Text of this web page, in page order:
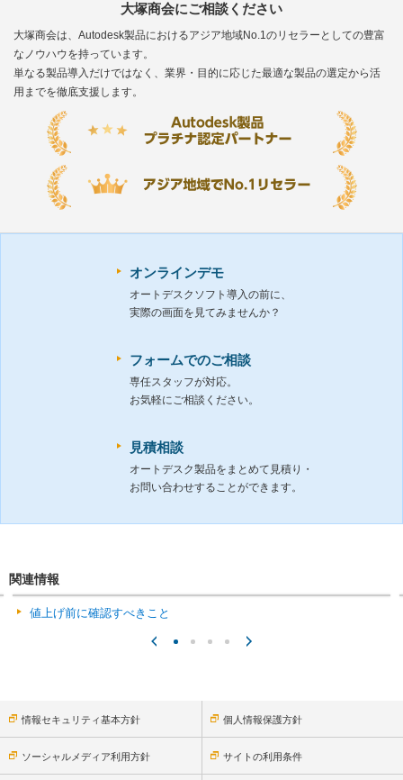
大塚商会にご相談ください
大塚商会は、Autodesk製品におけるアジア地域No.1のリセラーとしての豊富
なノウハウを持っています。
単なる製品導入だけではなく、業界・目的に応じた最適な製品の選定から活
用までを徹底支援します。
オンラインデモ
オートデスクソフト導入の前に、
実際の画面を見てみませんか？
フォームでのご相談
専任スタッフが対応。
お気軽にご相談ください。
見積相談
オートデスク製品をまとめて見積り・
お問い合わせすることができます。
関連情報
値上げ前に確認すべきこと
情報セキュリティ基本方針 個人情報保護方針
ソーシャルメディア利用方針 サイトの利用条件